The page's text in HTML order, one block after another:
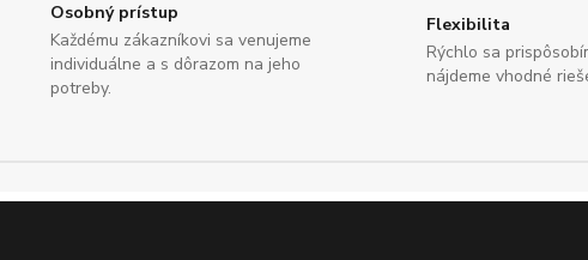
Osobný prístup
Každému zákazníkovi sa venujeme
individuálne a s dôrazom na jeho
potreby.
Flexibilita
Rýchlo sa
nájdeme vhodné